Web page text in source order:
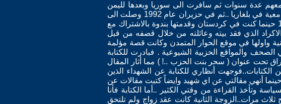
عدة سنوات ثم سافرت الى سوريا وبعدها لليمن
ودرست لمدة سنة في المدرسة الحزبية في عدن قبل أن احصل على زمالة دراسية جامعية في بلغاريا ..ثم في حزيران عام 1992 وصلت الى
الدنمارك ولجئت اليها كملاذ أخير..كتبت أول قصة لي في تلك الحقبة الزمنية عام 1980 حينما كنت في كردستان وقدمتها بندوة بالاشتراك مع
كتبت قصة حقيقية عن أحد الاكراد الذي فقد بيته وعائلته من خلال قصفه من قبل
واولها في موقع الحوار المتمدن وكانت قصة مؤلمة
والمواقع الحزبية الشيوعية . فبادرت للكتابة
تحت عنوان ( سحر بنت الحزب ..! ) مما أثار المقال
أنظاري للكتابة عن الشهداء الذين
أنهي مقالتي عن اي شهيد وايضاً كتبت مقالات عن
وتأخذ القراءة من وقتي الكثير ..أما الكتابة فأنا
ثلاث مرات..الزوجة الثانية كانت عقد زواج ولم تلتحق